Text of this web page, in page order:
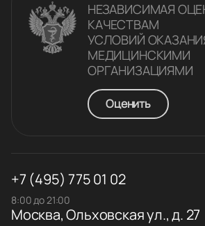
НЕЗАВИСИМАЯ
КАЧЕСТВАM
УСЛОВИЙ
МЕДИЦИНСКИМИ
ОРГАНИЗАЦИЯМИ
Оценить
+7 (495) 775 01 02
8:00 до 21:00
Москва, Ольховская ул., д. 27